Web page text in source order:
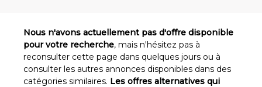
Nous n'avons actuellement pas d'offre disponible
pour votre recherche, mais n'hésitez pas à
reconsulter cette page dans quelques jours ou à
consulter les autres annonces disponibles dans des
catégories similaires. Les offres alternatives qui